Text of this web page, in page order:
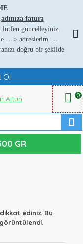
adınıza fatura
lütfen güncelleyiniz.
---> adreslerim ---
doğru bir şekilde
Ol
0
GR
dikkat ediniz. Bu
görüntülendi.